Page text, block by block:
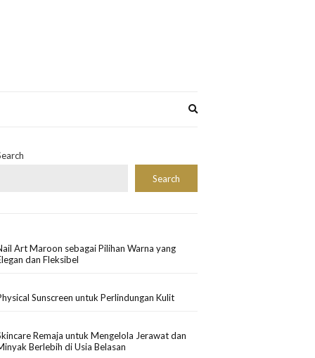
Search
Art Maroon sebagai Pilihan Warna yang
dan Fleksibel
Sunscreen untuk Perlindungan Kulit
Remaja untuk Mengelola Jerawat dan
Berlebih di Usia Belasan